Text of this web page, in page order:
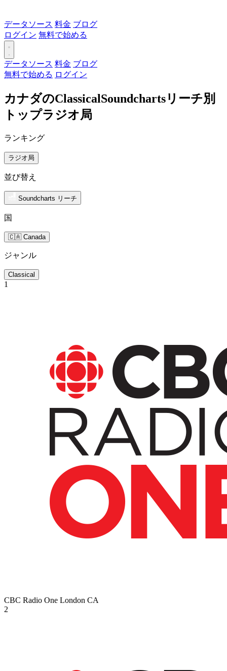
データソース 料金 ブログ
ログイン 無料で始める
データソース 料金 ブログ
無料で始める ログイン
カナダのClassicalSoundchartsリーチ別
トップラジオ局
ランキング
ラジオ局
並び替え
Soundcharts リーチ
国
🇨🇦 Canada
ジャンル
Classical
1
CBC Radio One London CA
2